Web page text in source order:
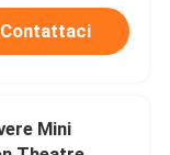
Contattaci
Mini